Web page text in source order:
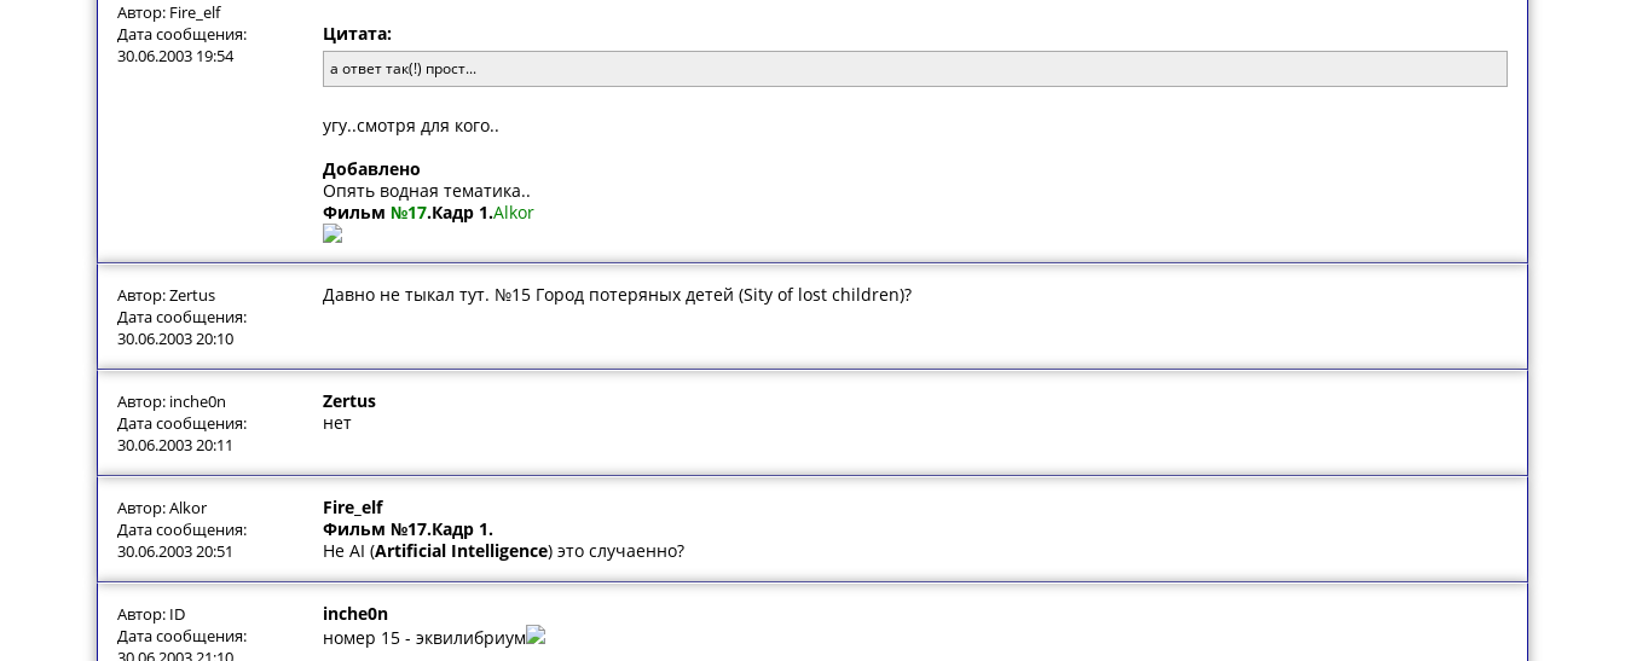
Автор: Fire_elf
Дата сообщения:
30.06.2003 19:54
Цитата:
а ответ так(!) прост...
угу..смотря для кого..
Добавлено
Опять водная тематика..
Фильм №17.Кадр 1.Alkor
Автор: Zertus
Дата сообщения:
30.06.2003 20:10
Давно не тыкал тут. №15 Город потеряных детей (Sity of lost children)?
Автор: inche0n
Дата сообщения:
30.06.2003 20:11
Zertus
нет
Автор: Alkor
Дата сообщения:
30.06.2003 20:51
Fire_elf
Фильм №17.Кадр 1.
Не AI (Artificial Intelligence) это случаенно?
Автор: ID
Дата сообщения:
inche0n
номер 15 - эквилибриум